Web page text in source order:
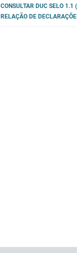
CONSULTAR DUC SELO 1.1
RELAÇÃO DE